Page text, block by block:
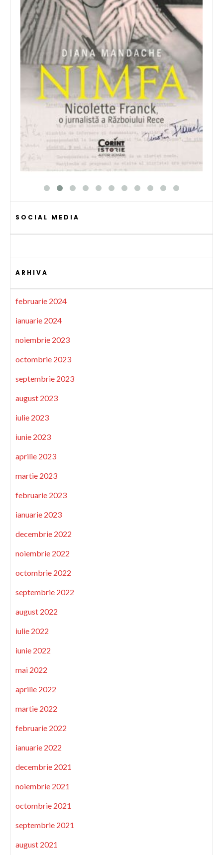
SOCIAL MEDIA
ARHIVA
februarie 2024
ianuarie 2024
noiembrie 2023
octombrie 2023
septembrie 2023
august 2023
iulie 2023
iunie 2023
aprilie 2023
martie 2023
februarie 2023
ianuarie 2023
decembrie 2022
noiembrie 2022
octombrie 2022
septembrie 2022
august 2022
iulie 2022
iunie 2022
mai 2022
aprilie 2022
martie 2022
februarie 2022
ianuarie 2022
decembrie 2021
noiembrie 2021
octombrie 2021
septembrie 2021
august 2021